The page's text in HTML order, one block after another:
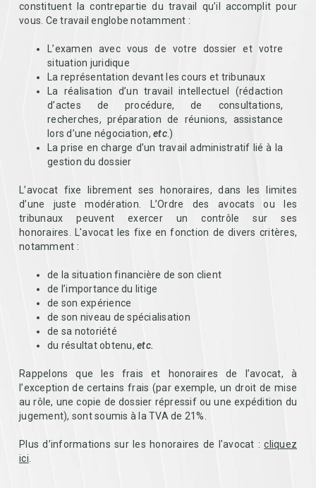
constituent la contrepartie du travail qu’il accomplit pour
vous. Ce travail englobe notamment :
L’examen avec vous de votre dossier et votre
situation juridique
La représentation devant les cours et tribunaux
La réalisation d’un travail intellectuel (rédaction
d’actes de procédure, de consultations,
recherches, préparation de réunions, assistance
lors d’une négociation, etc.)
La prise en charge d’un travail administratif lié à la
gestion du dossier
L’avocat fixe librement ses honoraires, dans les limites
d’une juste modération. L’Ordre des avocats ou les
tribunaux peuvent exercer un contrôle sur ses
honoraires. L'avocat les fixe en fonction de divers critères,
notamment :
de la situation financière de son client
de l’importance du litige
de son expérience
de son niveau de spécialisation
de sa notoriété
du résultat obtenu, etc.
Rappelons que les frais et honoraires de l’avocat, à
l’exception de certains frais (par exemple, un droit de mise
au rôle, une copie de dossier répressif ou une expédition du
jugement), sont soumis à la TVA de 21%.
Plus d’informations sur les honoraires de l'avocat :cliquez
ici